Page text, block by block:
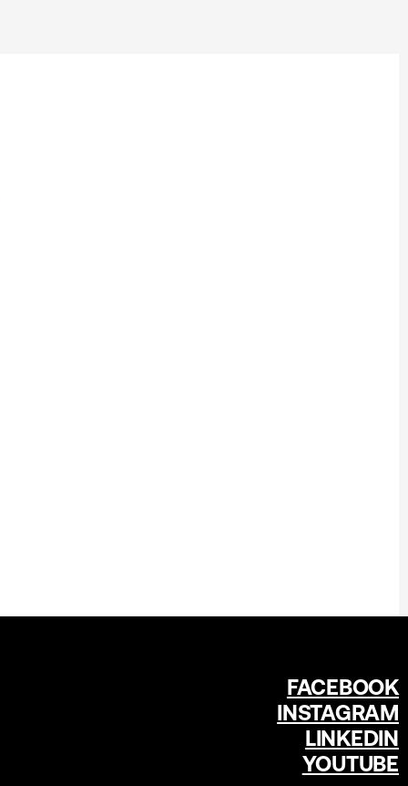
FACEBOOK
INSTAGRAM
LINKEDIN
YOUTUBE